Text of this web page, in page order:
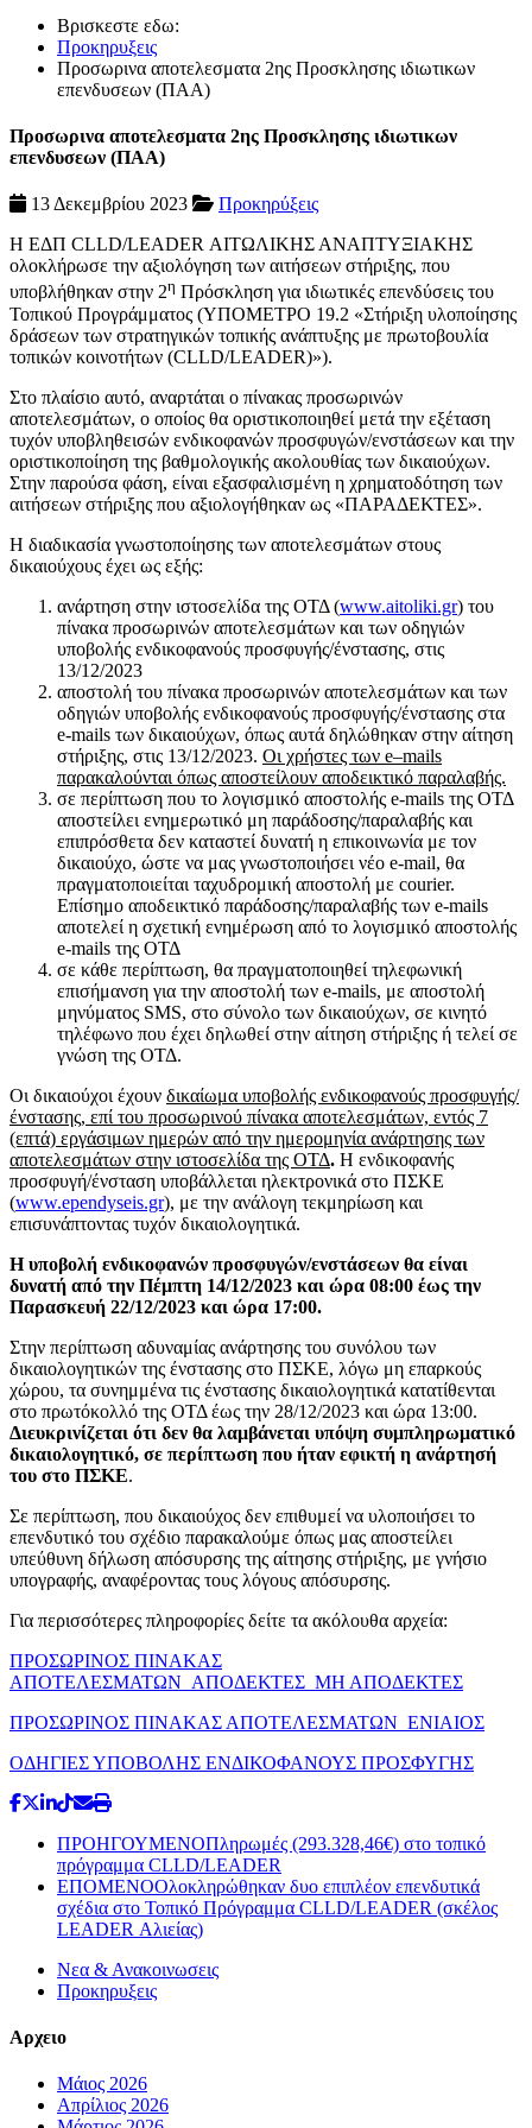
Βρισκεστε εδω:
Προκηρυξεις
Προσωρινα αποτελεσματα 2ης Προσκλησης ιδιωτικων
επενδυσεων (ΠΑΑ)
Προσωρινα αποτελεσματα 2ης Προσκλησης ιδιωτικων
επενδυσεων (ΠΑΑ)
13 Δεκεμβρίου 2023
Προκηρύξεις
Η ΕΔΠ CLLD/LEADER ΑΙΤΩΛΙΚΗΣ ΑΝΑΠΤΥΞΙΑΚΗΣ
ολοκλήρωσε την αξιολόγηση των αιτήσεων στήριξης, που
υποβλήθηκαν στην 2η Πρόσκληση για ιδιωτικές επενδύσεις του
Τοπικού Προγράμματος (ΥΠΟΜΕΤΡΟ 19.2 «Στήριξη υλοποίησης
δράσεων των στρατηγικών τοπικής ανάπτυξης με πρωτοβουλία
τοπικών κοινοτήτων (CLLD/LEADER)»).
Στο πλαίσιο αυτό, αναρτάται ο πίνακας προσωρινών
αποτελεσμάτων, ο οποίος θα οριστικοποιηθεί μετά την εξέταση
τυχόν υποβληθεισών ενδικοφανών προσφυγών/ενστάσεων και την
οριστικοποίηση της βαθμολογικής ακολουθίας των δικαιούχων.
Στην παρούσα φάση, είναι εξασφαλισμένη η χρηματοδότηση των
αιτήσεων στήριξης που αξιολογήθηκαν ως «ΠΑΡΑΔΕΚΤΕΣ».
Η διαδικασία γνωστοποίησης των αποτελεσμάτων στους
δικαιούχους έχει ως εξής:
ανάρτηση στην ιστοσελίδα της ΟΤΔ (www.aitoliki.gr) του
πίνακα προσωρινών αποτελεσμάτων και των οδηγιών
υποβολής ενδικοφανούς προσφυγής/ένστασης, στις
13/12/2023
αποστολή του πίνακα προσωρινών αποτελεσμάτων και των
οδηγιών υποβολής ενδικοφανούς προσφυγής/ένστασης στα
e-mails των δικαιούχων, όπως αυτά δηλώθηκαν στην αίτηση
στήριξης, στις 13/12/2023. Οι χρήστες των e–mails
παρακαλούνται όπως αποστείλουν αποδεικτικό παραλαβής.
σε περίπτωση που το λογισμικό αποστολής e-mails της ΟΤΔ
αποστείλει ενημερωτικό μη παράδοσης/παραλαβής και
επιπρόσθετα δεν καταστεί δυνατή η επικοινωνία με τον
δικαιούχο, ώστε να μας γνωστοποιήσει νέο e-mail, θα
πραγματοποιείται ταχυδρομική αποστολή με courier.
Επίσημο αποδεικτικό παράδοσης/παραλαβής των e-mails
αποτελεί η σχετική ενημέρωση από το λογισμικό αποστολής
e-mails της ΟΤΔ
σε κάθε περίπτωση, θα πραγματοποιηθεί τηλεφωνική
επισήμανση για την αποστολή των e-mails, με αποστολή
μηνύματος SMS, στο σύνολο των δικαιούχων, σε κινητό
τηλέφωνο που έχει δηλωθεί στην αίτηση στήριξης ή τελεί σε
γνώση της ΟΤΔ.
Οι δικαιούχοι έχουν δικαίωμα υποβολής ενδικοφανούς προσφυγής/
ένστασης, επί του προσωρινού πίνακα αποτελεσμάτων, εντός 7
(επτά) εργάσιμων ημερών από την ημερομηνία ανάρτησης των
αποτελεσμάτων στην ιστοσελίδα της ΟΤΔ. Η ενδικοφανής
προσφυγή/ένσταση υποβάλλεται ηλεκτρονικά στο ΠΣΚΕ
(www.ependyseis.gr), με την ανάλογη τεκμηρίωση και
επισυνάπτοντας τυχόν δικαιολογητικά.
Η υποβολή ενδικοφανών προσφυγών/ενστάσεων θα είναι
δυνατή από την Πέμπτη 14/12/2023 και ώρα 08:00 έως την
Παρασκευή 22/12/2023 και ώρα 17:00.
Στην περίπτωση αδυναμίας ανάρτησης του συνόλου των
δικαιολογητικών της ένστασης στο ΠΣΚΕ, λόγω μη επαρκούς
χώρου, τα συνημμένα τις ένστασης δικαιολογητικά κατατίθενται
στο πρωτόκολλό της ΟΤΔ έως την 28/12/2023 και ώρα 13:00.
Διευκρινίζεται ότι δεν θα λαμβάνεται υπόψη συμπληρωματικό
δικαιολογητικό, σε περίπτωση που ήταν εφικτή η ανάρτησή
του στο ΠΣΚΕ.
Σε περίπτωση, που δικαιούχος δεν επιθυμεί να υλοποιήσει το
επενδυτικό του σχέδιο παρακαλούμε όπως μας αποστείλει
υπεύθυνη δήλωση απόσυρσης της αίτησης στήριξης, με γνήσιο
υπογραφής, αναφέροντας τους λόγους απόσυρσης.
Για περισσότερες πληροφορίες δείτε τα ακόλουθα αρχεία:
ΠΡΟΣΩΡΙΝΟΣ ΠΙΝΑΚΑΣ
ΑΠΟΤΕΛΕΣΜΑΤΩΝ_ΑΠΟΔΕΚΤΕΣ_ΜΗ ΑΠΟΔΕΚΤΕΣ
ΠΡΟΣΩΡΙΝΟΣ ΠΙΝΑΚΑΣ ΑΠΟΤΕΛΕΣΜΑΤΩΝ_ΕΝΙΑΙΟΣ
ΟΔΗΓΙΕΣ ΥΠΟΒΟΛΗΣ ΕΝΔΙΚΟΦΑΝΟΥΣ ΠΡΟΣΦΥΓΗΣ
ΠΡΟΗΓΟΥΜΕΝΟΠληρωμές (293.328,46€) στο τοπικό
πρόγραμμα CLLD/LEADER
ΕΠΟΜΕΝΟΟλοκληρώθηκαν δυο επιπλέον επενδυτικά
σχέδια στο Τοπικό Πρόγραμμα CLLD/LEADER (σκέλος
LEADER Αλιείας)
Νεα & Ανακοινωσεις
Προκηρυξεις
Αρχειο
Μάιος 2026
Απρίλιος 2026